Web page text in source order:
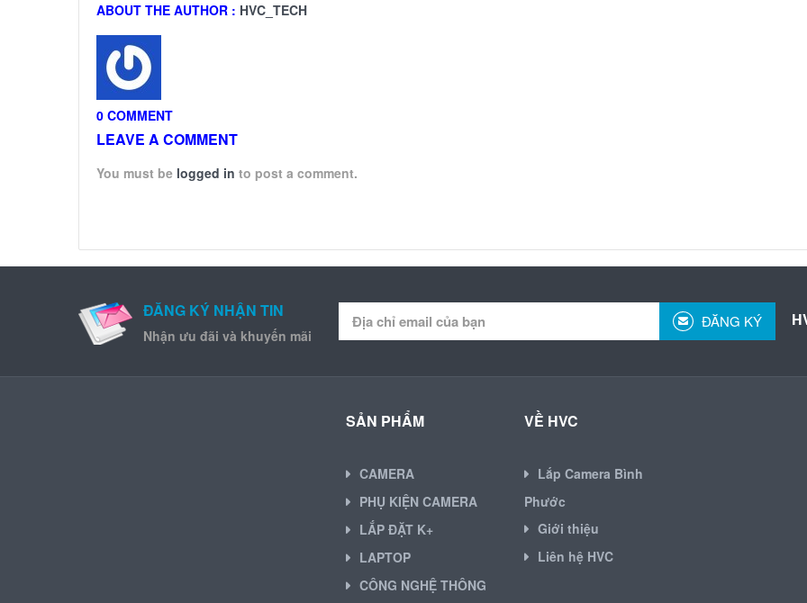
ABOUT THE AUTHOR : HVC_TECH
0 COMMENT
LEAVE A COMMENT
You must be logged in to post a comment.
ĐĂNG KÝ NHẬN TIN
Nhận ưu đãi và khuyến mãi
ĐĂNG KÝ
SẢN PHẨM
CAMERA
PHỤ KIỆN CAMERA
LẮP ĐẶT K+
LAPTOP
CÔNG NGHỆ THÔNG
VỀ HVC
Lắp Camera Bình
Phước
Giới thiệu
Liên hệ HVC